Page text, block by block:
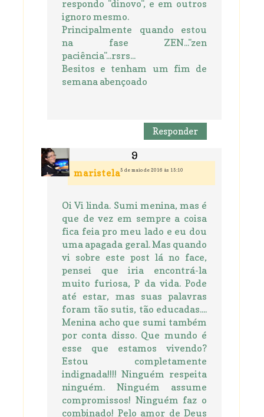
respondo "dinovo", e em outros
ignoro mesmo.
Principalmente quando estou
na fase ZEN..."zen
paciência"...rsrs...
Besitos e tenham um fim de
semana abençoado
Responder
maristela5 de maio de 2016 às 15:10
Oi Vi linda. Sumi menina, mas é
que de vez em sempre a coisa
fica feia pro meu lado e eu dou
uma apagada geral. Mas quando
vi sobre este post lá no face,
pensei que iria encontrá-la
muito furiosa, P da vida. Pode
até estar, mas suas palavras
foram tão sutis, tão educadas....
Menina acho que sumi também
por conta disso. Que mundo é
esse que estamos vivendo?
Estou completamente
indignada!!!! Ninguém respeita
ninguém. Ninguém assume
compromissos! Ninguém faz o
combinado! Pelo amor de Deus